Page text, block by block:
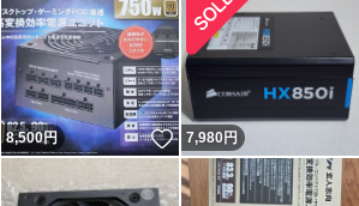
いいね！
8,500円 いいね！
7,980円